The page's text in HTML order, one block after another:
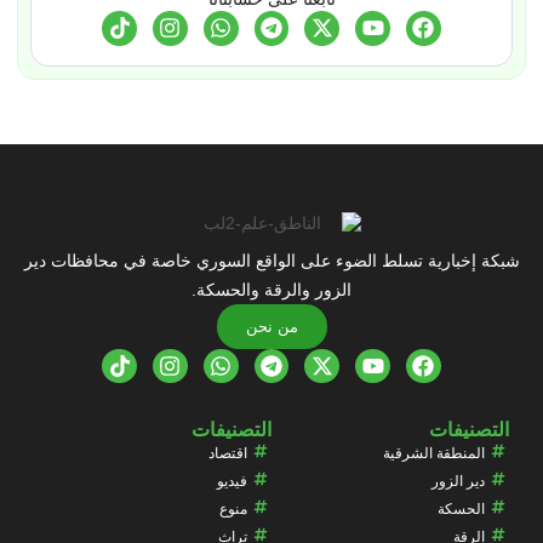
شبكة إخبارية تسلط الضوء على الواقع السوري خاصة في محافظات دير
الزور والرقة والحسكة.
من نحن
التصنيفات
المنطقة الشرقية
دير الزور
الحسكة
الرقة
التصنيفات
اقتصاد
فيديو
منوع
تراث